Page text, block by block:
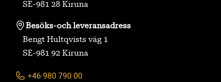
SE-981 28 Kiruna
Besöks-och leveransadress
Bengt Hultqvists väg 1
SE-981 92 Kiruna
+46 980 790 00